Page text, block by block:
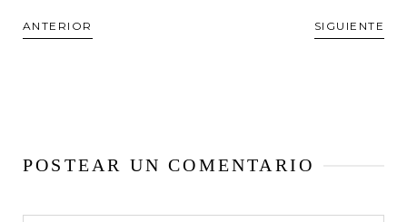
ANTERIOR SIGUIENTE
POSTEAR UN COMENTARIO